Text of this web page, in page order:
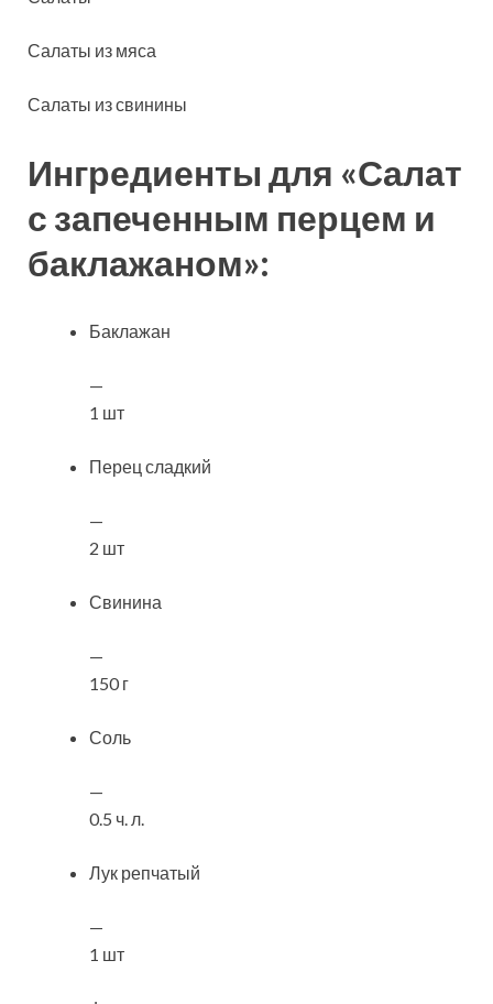
Салаты из мяса
Салаты изсвинины
Ингредиенты для «Салат
с запеченным перцем и
баклажаном»:
Баклажан
—
1 шт
Перец сладкий
—
2 шт
Свинина
—
150 г
Соль
—
0.5 ч. л.
Лук репчатый
—
1 шт